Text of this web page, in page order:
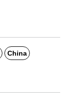
China